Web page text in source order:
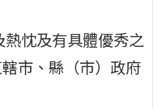
忱及有具體優秀之
市、縣（市）政府